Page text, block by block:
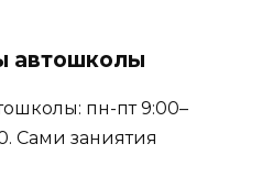
автошколы
пн-пт 9:00–
Сами заниятия